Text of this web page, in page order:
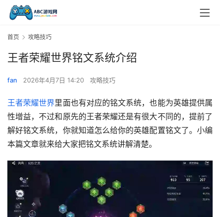
首页 攻略技巧
王者荣耀世界铭文系统介绍
fan 2026年4月7日 14:20 攻略技巧
王者荣耀世界里面也有对应的铭文系统，也能为英雄提供属
性增益，不过和原先的王者荣耀还是有很大不同的，提前了
解好铭文系统，你就知道怎么给你的英雄配置铭文了。小编
本篇文章就来给大家把铭文系统讲解清楚。